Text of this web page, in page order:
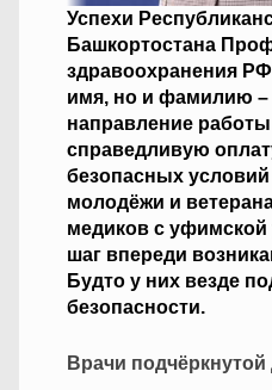
Успехи
Башкортостана
здравоохранения
имя, но и фамилию –
направление
справедливую
безопасных
молодёжи и
медиков с
шаг впереди
Будто у них везде
безопасности.
Врачи подчёркнутой